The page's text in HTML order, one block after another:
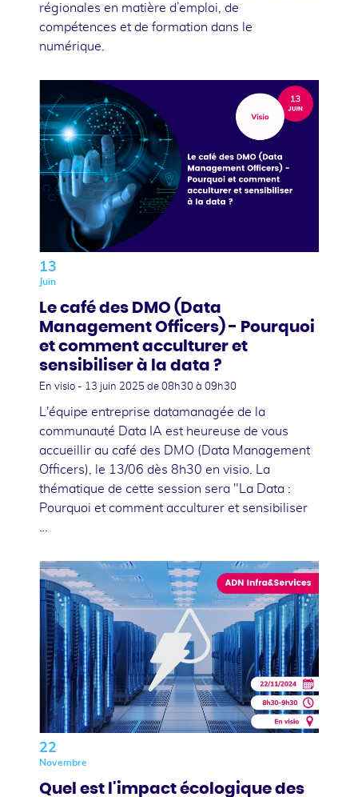
régionales en matière d’emploi, de
compétences et de formation dans le
numérique.
13
Juin
Le café des DMO (Data
Management Officers) - Pourquoi
et comment acculturer et
sensibiliser à la data ?
En visio - 13 juin 2025 de 08h30 à 09h30
L'équipe entreprise datamanagée de la
communauté Data IA est heureuse de vous
accueillir au café des DMO (Data Management
Officers), le 13/06 dès 8h30 en visio. La
thématique de cette session sera "La Data :
Pourquoi et comment acculturer et sensibiliser
22
Novembre
Quel est l'impact écologique des